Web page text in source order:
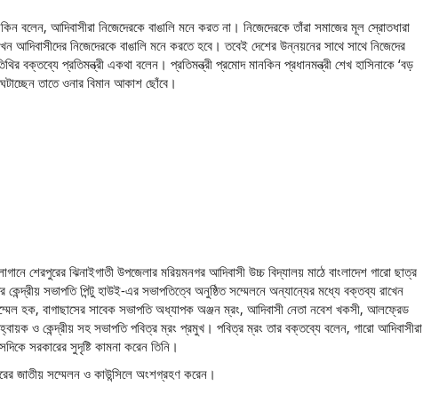
বলেন, আদিবাসীরা নিজেদেরকে বাঙালি মনে করত না। নিজেদেরকে তাঁরা সমাজের মূল স্রোতধারা
নিজেদেরকে বাঙালি মনে করতে হবে। তবেই দেশের উন্নয়নের সাথে সাথে নিজেদের
বক্তব্যে প্রতিমন্ত্রী একথা বলেন। প্রতিমন্ত্রী প্রমোদ মানকিন প্রধানমন্ত্রী শেখ হাসিনাকে ‘বড়
তাতে ওনার বিমান আকাশ ছোঁবে।
শেরপুরের ঝিনাইগাতী উপজেলার মরিয়মনগর আদিবাসী উচ্চ বিদ্যালয় মাঠে বাংলাদেশ গারো ছাত্র
সভাপতি পিন্টু হাউই-এর সভাপতিত্বে অনুষ্ঠিত সম্মেলনে অন্যান্যের মধ্যে বক্তব্য রাখেন
বাগাছাসের সাবেক সভাপতি অধ্যাপক অঞ্জন ম্রং, আদিবাসী নেতা নবেশ খকসী, আলফ্রেড
ও কেন্দ্রীয় সহ সভাপতি পবিত্র ম্রং প্রমুখ। পবিত্র ম্রং তার বক্তব্যে বলেন, গারো আদিবাসীরা
সরকারের সুদৃষ্টি কামনা করেন তিনি।
জাতীয় সম্মেলন ও কাউন্সিলে অংশগ্রহণ করেন।